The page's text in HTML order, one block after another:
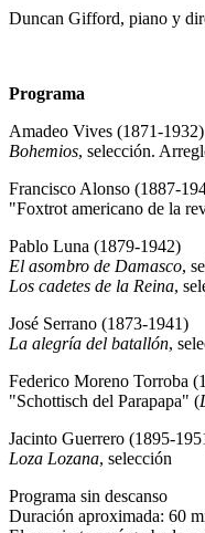
Duncan Gifford, piano y
Programa
Amadeo Vives (1871-1932)
Bohemios, selección.
Francisco Alonso (1887-
"Foxtrot americano de la
Pablo Luna (1879-1942)
El asombro de Damasco,
Los cadetes de la Reina,
José Serrano (1873-1941)
La alegría del batallón,
Federico Moreno Torroba
"Schottisch del Parapapa" (
Jacinto Guerrero (1895-
Loza Lozana, selección
Programa sin descanso
Duración aproximada: 60